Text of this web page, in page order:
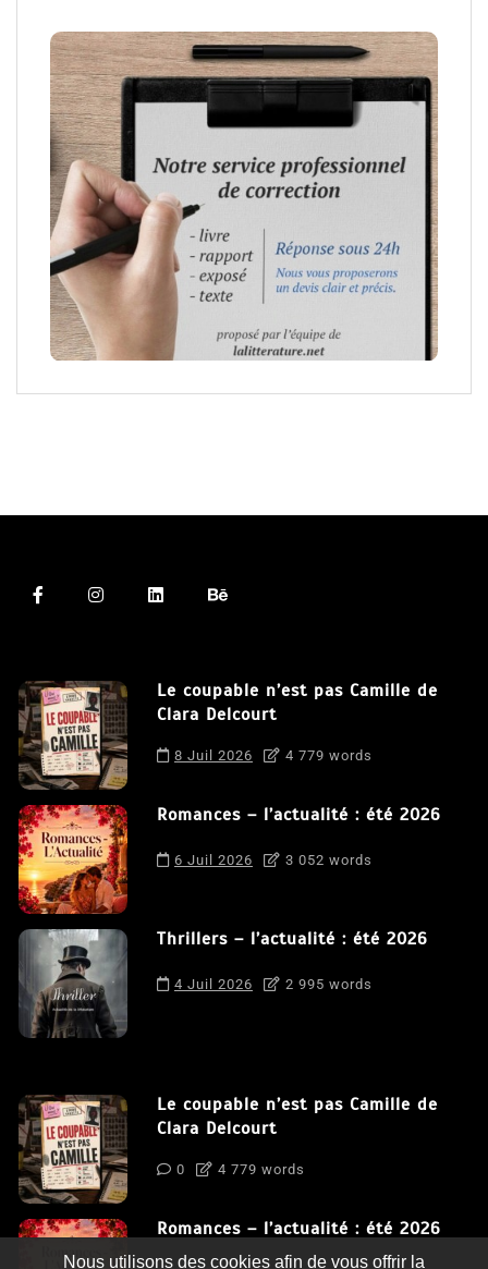
Le coupable n’est pas Camille de
Clara Delcourt
8 Juil 2026 4 779 words
Romances – l’actualité : été 2026
6 Juil 2026 3 052 words
Thrillers – l’actualité : été 2026
4 Juil 2026 2 995 words
Le coupable n’est pas Camille de
Clara Delcourt
0 4 779 words
Romances – l’actualité : été 2026
Nous utilisons des cookies afin de vous offrir la